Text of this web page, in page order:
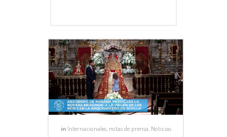
in Internacionales notas de prensa Noticias